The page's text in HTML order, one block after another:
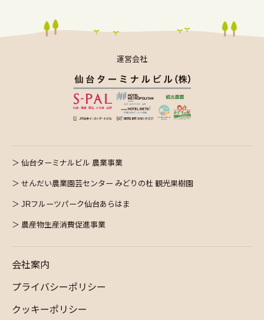
運営会社
仙台ターミナルビル 農業事業
せんだい農業園芸センター みどりの杜 観光果樹園
JRフルーツパーク仙台あらはま
農産物生産消費促進事業
会社案内
プライバシーポリシー
クッキーポリシー